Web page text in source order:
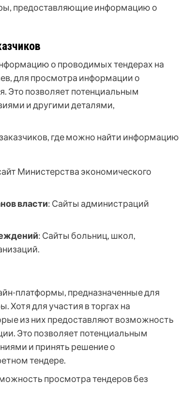
предоставляющие информацию о
о проводимых тендерах на
для просмотра информации о
Это позволяет потенциальным
и другими деталями,
где можно найти информацию
Министерства экономического
власти: Сайты администраций
: Сайты больниц, школ,
платформы, предназначенные для
Хотя для участия в торгах на
из них предоставляют возможность
Это позволяет потенциальным
и принять решение о
тендере.
просмотра тендеров без